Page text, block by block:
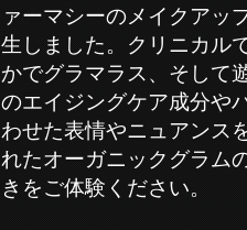
ァーマシーのメイクアッ
生しました。クリニカル
かでグラマラス、そして
のエイジングケア成分や
わせた表情やニュアンス
れたオーガニックグラム
きをご体験ください。